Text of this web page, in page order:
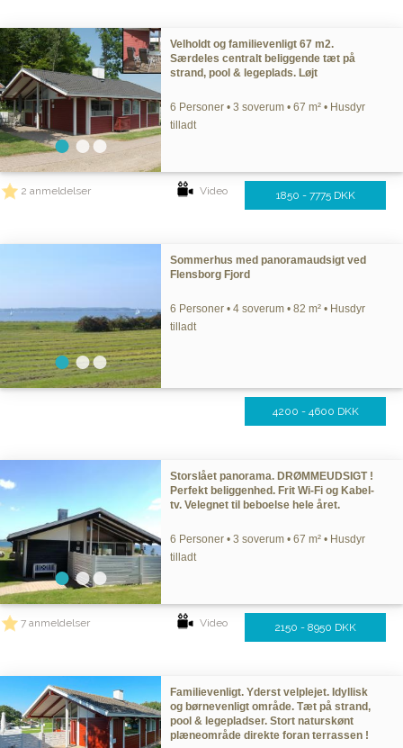
Velholdt og familievenligt 67 m2.
Særdeles centralt beliggende tæt på
strand, pool & legeplads. Løjt
6 Personer • 3 soverum • 67 m² • Husdyr
tilladt
2 anmeldelser Video 1850 - 7775 DKK
Sommerhus med panoramaudsigt ved
Flensborg Fjord
6 Personer • 4 soverum • 82 m² • Husdyr
tilladt
4200 - 4600 DKK
Storslået panorama. DRØMMEUDSIGT !
Perfekt beliggenhed. Frit Wi-Fi og Kabel-
tv. Velegnet til beboelse hele året.
6 Personer • 3 soverum • 67 m² • Husdyr
tilladt
7 anmeldelser Video 2150 - 8950 DKK
Familievenligt. Yderst velplejet. Idyllisk
og børnevenligt område. Tæt på strand,
pool & legepladser. Stort naturskønt
plæneområde direkte foran terrassen !